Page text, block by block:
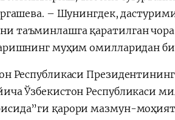
– Шунингдек,
таъминлашга қаратилган
муҳим омилларидан
Республикаси
Ўзбекистон Республикаси
қарори мазмун-